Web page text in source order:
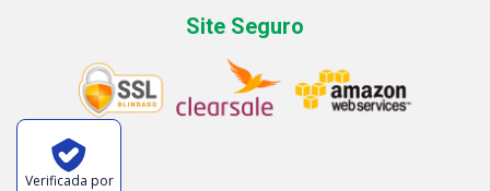
Site Seguro
Verificada por